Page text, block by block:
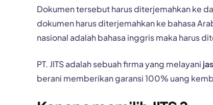
Dokumen tersebut harus diterjemahkan ke
dokumen harus diterjemahkan ke bahasa
nasional adalah bahasa inggris maka harus
PT. JITS adalah sebuah firma yang melayani
berani memberikan garansi 100% uang